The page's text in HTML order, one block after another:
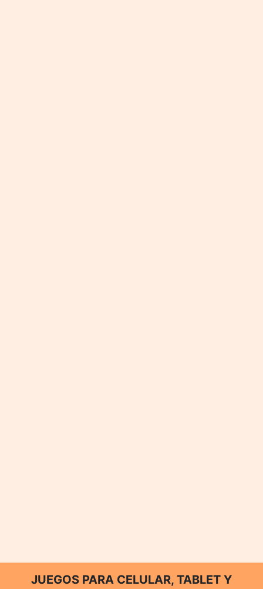
JUEGOS PARA CELULAR, TABLET Y